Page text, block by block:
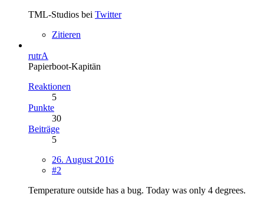
TML-Studios bei Twitter
Zitieren
rutrA
Papierboot-Kapitän
Reaktionen
5
Punkte
30
Beiträge
5
26. August 2016
#2
Temperature outside has a bug. Today was only 4 degrees.